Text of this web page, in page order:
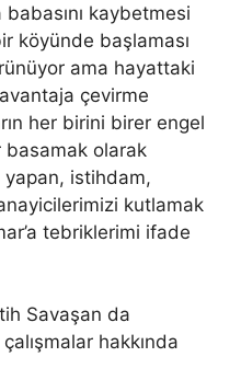
kaybetmesi
köyünde başlaması
ama hayattaki
çevirme
her birini birer engel
basamak olarak
yapan, istihdam,
kutlamak
tebriklerimi ifade
Savaşan da
hakkında